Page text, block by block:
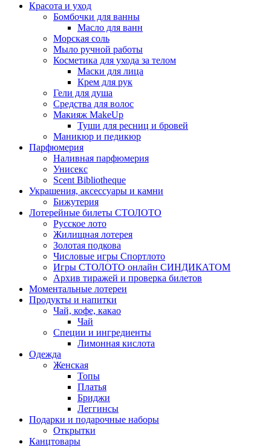
Красота и уход
Бомбочки для ванны
Масло для ванн
Морская соль
Мыло ручной работы
Косметика для ухода за телом
Маски для лица
Крем для рук
Гели для душа
Средства для волос
Макияж MakeUp
Туши для ресниц и бровей
Маникюр и педикюр
Парфюмерия
Наливная парфюмерия
Унисекс
Scent Bibliotheque
Украшения, аксессуары и камни
Бижутерия
Лотерейные билеты СТОЛОТО
Русское лото
Жилищная лотерея
Золотая подкова
Числовые игры Спортлото
Игры СТОЛОТО онлайн СИНДИКАТОМ
Архив тиражей и проверка билетов
Моментальные лотереи
Продукты и напитки
Чай, кофе, какао
Чай
Специи и ингредиенты
Лимонная кислота
Одежда
Женская
Топы
Платья
Бриджи
Леггинсы
Подарки и подарочные наборы
Открытки
Канцтовары